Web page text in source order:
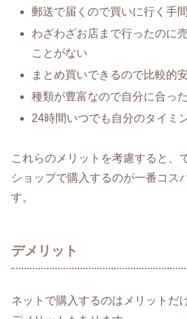
郵送で届くので買いに行く手
わざわざお店まで行ったのに
ことがない
まとめ買いできるので比較的
種類が豊富なので自分に合っ
24時間いつでも自分のタイミ
これらのメリットを考慮すると、
ショップで購入するのが一番コス
す。
デメリット
ネットで購入するのはメリットだ